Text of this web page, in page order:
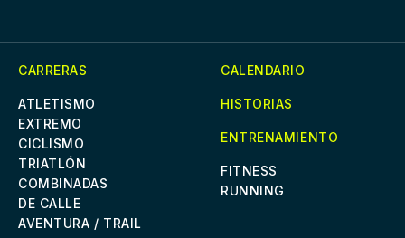
CARRERAS
ATLETISMO
EXTREMO
CICLISMO
TRIATLÓN
COMBINADAS
DE CALLE
AVENTURA / TRAIL
CALENDARIO
HISTORIAS
ENTRENAMIENTO
FITNESS
RUNNING